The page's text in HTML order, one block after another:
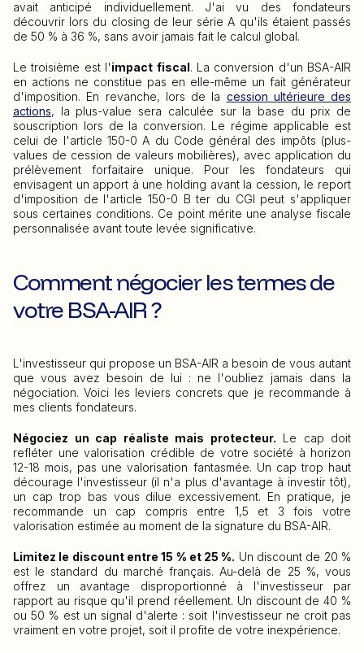
avait anticipé individuellement. J'ai vu des fondateurs
découvrir lors du closing de leur série A qu'ils étaient passés
de 50 % à 36 %, sans avoir jamais fait le calcul global.
Le troisième est l'impact fiscal. La conversion d'un BSA-AIR
en actions ne constitue pas en elle-même un fait générateur
d'imposition. En revanche, lors de la cession ultérieure des
actions, la plus-value sera calculée sur la base du prix de
souscription lors de la conversion. Le régime applicable est
celui de l'article 150-0 A du Code général des impôts (plus-
values de cession de valeurs mobilières), avec application du
prélèvement forfaitaire unique. Pour les fondateurs qui
envisagent un apport à une holding avant la cession, le report
d'imposition de l'article 150-0 B ter du CGI peut s'appliquer
sous certaines conditions. Ce point mérite une analyse fiscale
personnalisée avant toute levée significative.
Comment négocier les termes de
votre BSA-AIR ?
L'investisseur qui propose un BSA-AIR a besoin de vous autant
que vous avez besoin de lui : ne l'oubliez jamais dans la
négociation. Voici les leviers concrets que je recommande à
mes clients fondateurs.
Négociez un cap réaliste mais protecteur. Le cap doit
refléter une valorisation crédible de votre société à horizon
12-18 mois, pas une valorisation fantasmée. Un cap trop haut
décourage l'investisseur (il n'a plus d'avantage à investir tôt),
un cap trop bas vous dilue excessivement. En pratique, je
recommande un cap compris entre 1,5 et 3 fois votre
valorisation estimée au moment de la signature du BSA-AIR.
Limitez le discount entre 15 % et 25 %. Un discount de 20 %
est le standard du marché français. Au-delà de 25 %, vous
offrez un avantage disproportionné à l'investisseur par
rapport au risque qu'il prend réellement. Un discount de 40 %
ou 50 % est un signal d'alerte : soit l'investisseur ne croit pas
vraiment en votre projet, soit il profite de votre inexpérience.